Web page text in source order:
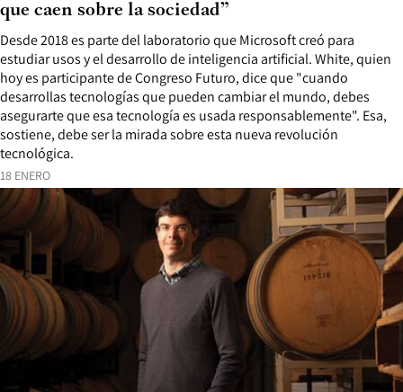
18 ENERO
Desde 2018 es parte del laboratorio que Microsoft creó para
estudiar usos y el desarrollo de inteligencia artificial. White, quien
hoy es participante de Congreso Futuro, dice que "cuando
desarrollas tecnologías que pueden cambiar el mundo, debes
asegurarte que esa tecnología es usada responsablemente". Esa,
sostiene, debe ser la mirada sobre esta nueva revolución
tecnológica.
que caen sobre la sociedad”